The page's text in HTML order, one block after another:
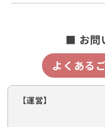
■ お問
よくある
【運営】